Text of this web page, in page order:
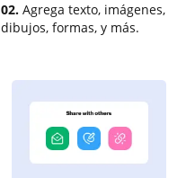
02. Agrega texto, imágenes,
dibujos, formas, y más.